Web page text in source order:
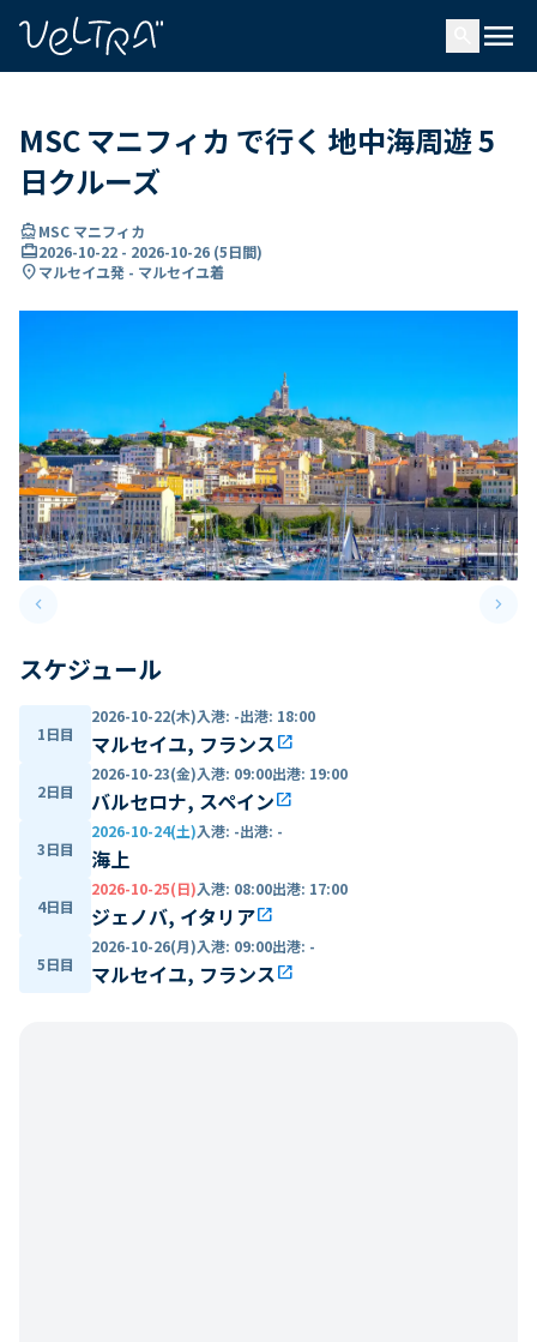
menu
MSC マニフィカ で行く 地中海周遊 5
日クルーズ
directions_boatMSC マニフィカ
card_travel2026-10-22 - 2026-10-26 (5日間)
location_onマルセイユ発 - マルセイユ着
keyboard_arrow_leftPrevious slide keyboard_arrow_right
スケジュール
1日目
2026-10-22(木)入港: -出港: 18:00
マルセイユ, フランスopen_in_new
2日目
2026-10-23(金)入港: 09:00出港: 19:00
バルセロナ, スペインopen_in_new
3日目
2026-10-24(土)入港: -出港: -
海上
4日目
2026-10-25(日)入港: 08:00出港: 17:00
ジェノバ, イタリアopen_in_new
5日目
2026-10-26(月)入港: 09:00出港: -
マルセイユ, フランスopen_in_new